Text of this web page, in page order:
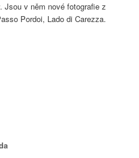
Jsou v něm nové fotografie z
Pordoi, Lado di Carezza.